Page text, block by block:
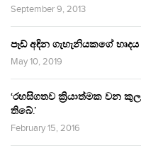
September 9, 2013
පෑඩ් අඳින ගැහැනියකගේ
May 10, 2019
‘රහසිගතව ක්‍රියාත්මක වන
තිබේ.’
February 15, 2016